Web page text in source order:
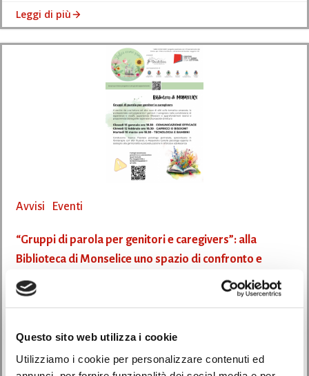
Questo sito web utilizza i cookie
Utilizziamo i cookie per personalizzare contenuti ed
Leggi di più
Avvisi Eventi
“Gruppi di parola per genitori e caregivers”: alla
Biblioteca di Monselice uno spazio di confronto e
crescita condivisa
05/01/2026
La Biblioteca di Monselice propone un ciclo di Gruppi di parola per genitori
e caregivers, […]